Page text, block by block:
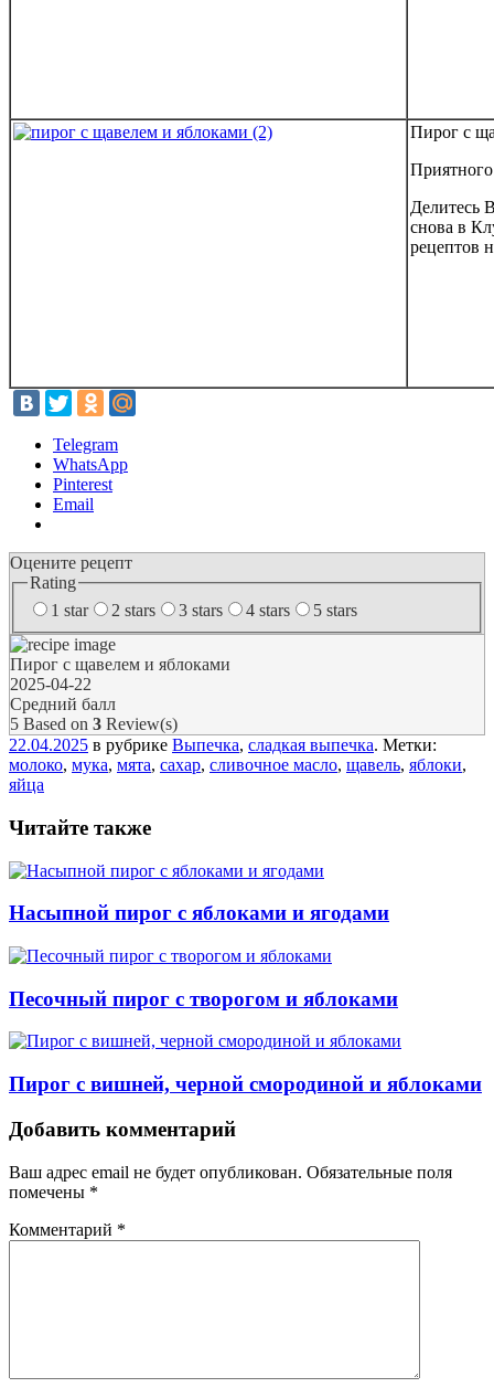
Пирог с
Делитесь
снова в
рецептов
Telegram
WhatsApp
Pinterest
Email
Оцените рецепт
Rating
1 star
2 stars 3 stars 4 stars 5 stars
Пирог с щавелем и яблоками
2025-04-22
Средний балл
5 Based on 3 Review(s)
22.04.2025 в рубрике Выпечка, сладкая выпечка. Метки:
молоко, мука, мята, сахар, сливочное масло, щавель, яблоки,
яйца
Читайте также
Насыпной пирог с яблоками и ягодами
Песочный пирог с творогом и яблоками
Пирог с вишней, черной смородиной и яблоками
Навигация
Добавить комментарий
Ваш адрес email не будет опубликован. Обязательные поля
помечены *
Комментарий *